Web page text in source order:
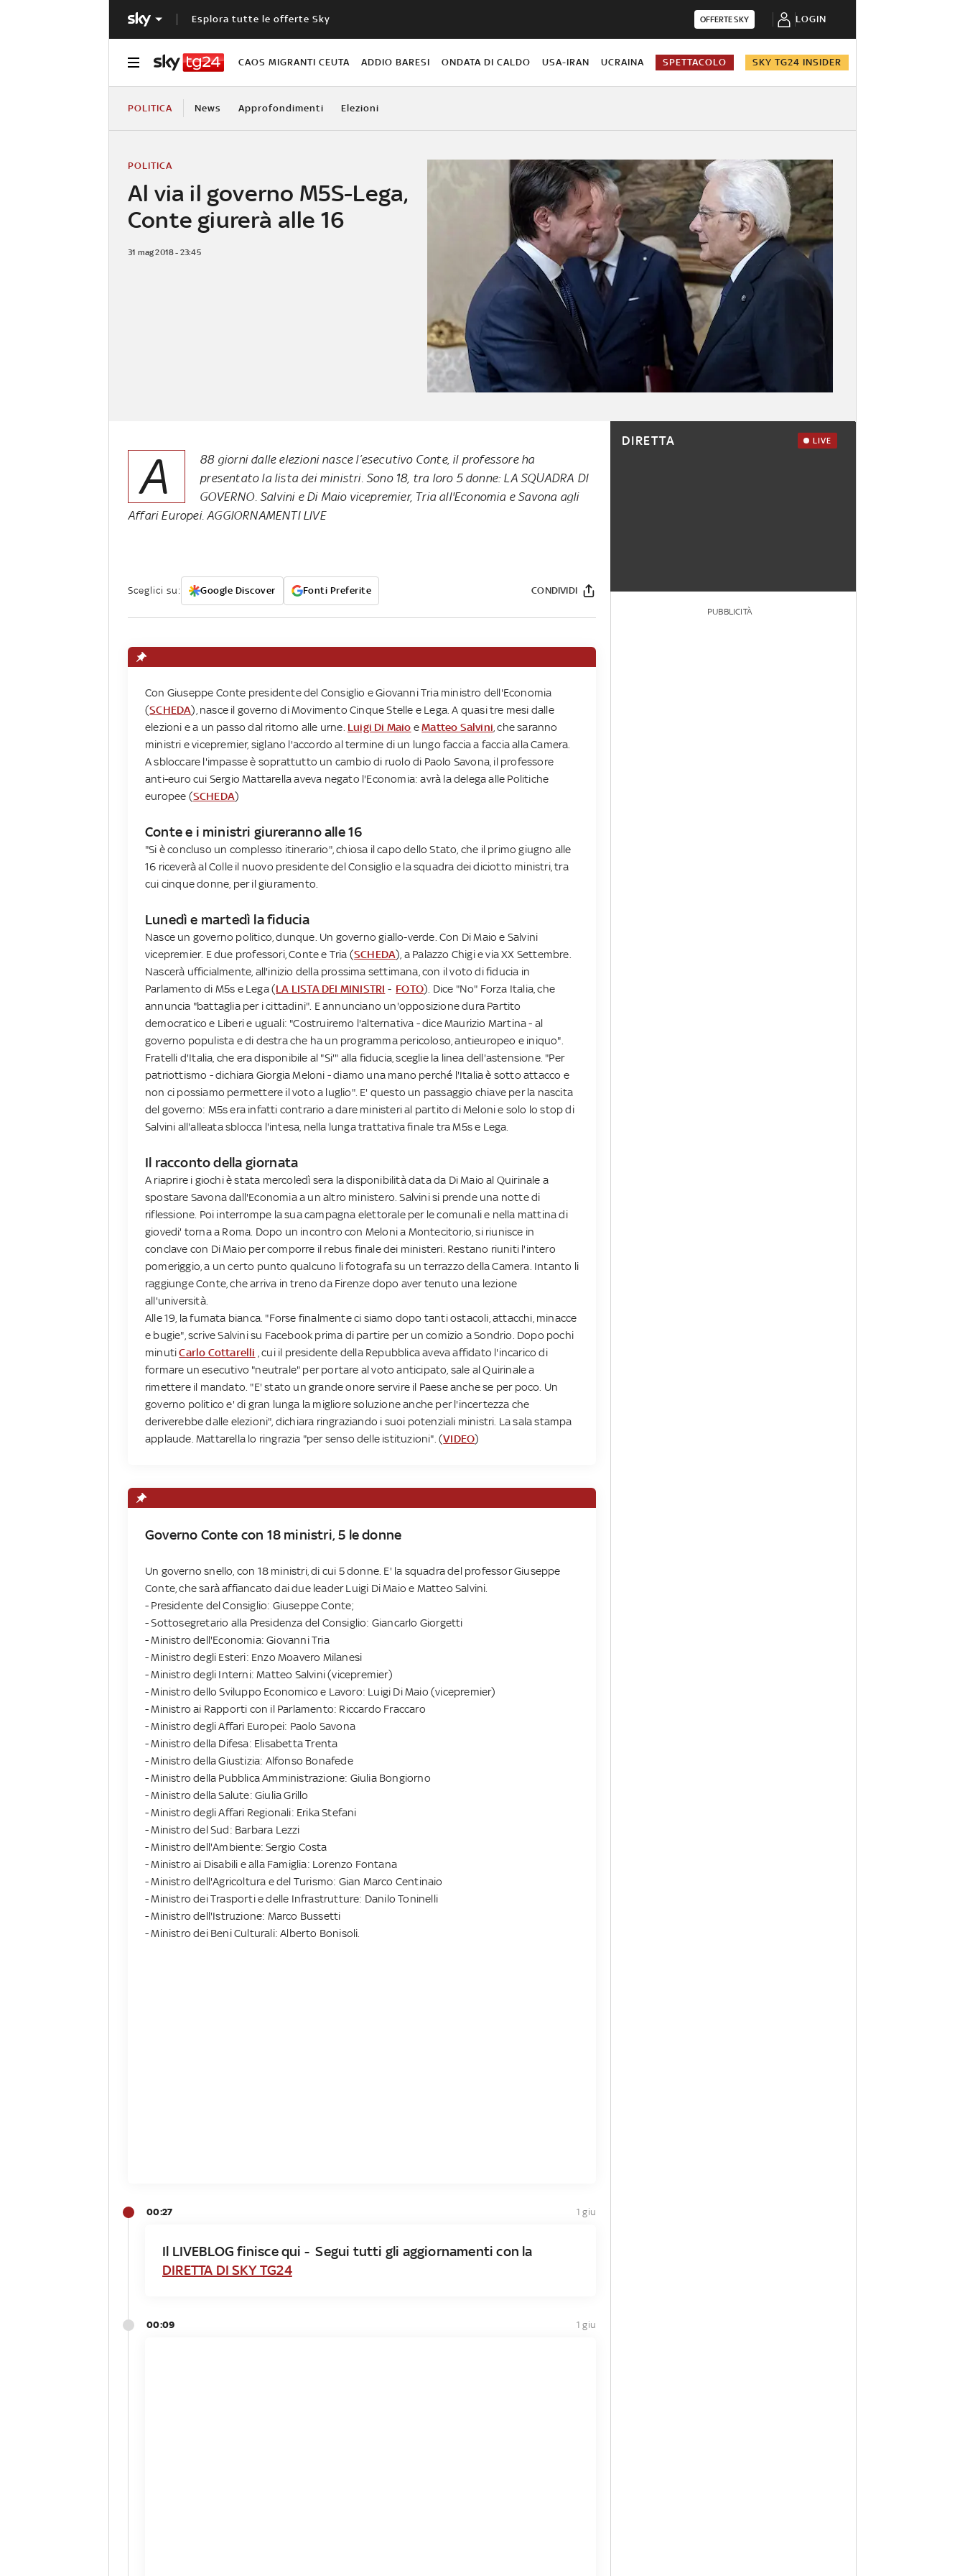
Esplora tutte le offerte Sky OFFERTE SKY LOGIN
CAOS MIGRANTI CEUTA ADDIO BARESI ONDATA DI CALDO USA-IRAN UCRAINA SPETTACOLO SKY TG24 INSIDER
POLITICA News Approfondimenti Elezioni
Al via il governo M5S-Lega,
Conte giurerà alle 16
POLITICA
31 mag 2018 - 23:45
A
88 giorni dalle elezioni nasce l’esecutivo Conte, il professore ha
presentato la lista dei ministri. Sono 18, tra loro 5 donne: LA SQUADRA DI
GOVERNO. Salvini e Di Maio vicepremier, Tria all'Economia e Savona agli
Affari Europei.AGGIORNAMENTI LIVE
Sceglici su: Google Discover Fonti Preferite CONDIVIDI
Con Giuseppe Conte presidente del Consiglio e Giovanni Tria ministro dell'Economia
(SCHEDA), nasce il governo di Movimento Cinque Stelle e Lega. A quasi tre mesi dalle
elezioni e a un passo dal ritorno alle urne. Luigi Di Maio eMatteo Salvini , che saranno
ministri e vicepremier, siglano l'accordo al termine di un lungo faccia a faccia alla Camera.
A sbloccare l'impasse è soprattutto un cambio di ruolo di Paolo Savona, il professore
anti-euro cui Sergio Mattarella aveva negato l'Economia: avrà la delega alle Politiche
europee (SCHEDA)
Conte e i ministri giureranno alle 16
"Si è concluso un complesso itinerario", chiosa il capo dello Stato, che il primo giugno alle
16 riceverà al Colle il nuovo presidente del Consiglio e la squadra dei diciotto ministri, tra
cui cinque donne, per il giuramento.
Lunedì e martedì la fiducia
Nasce un governo politico, dunque. Un governo giallo-verde. Con Di Maio e Salvini
vicepremier. E due professori, Conte e Tria (SCHEDA), a Palazzo Chigi e via XX Settembre.
Nascerà ufficialmente, all'inizio della prossima settimana, con il voto di fiducia in
Parlamento di M5s e Lega (LA LISTA DEI MINISTRI - FOTO). Dice "No" Forza Italia, che
annuncia "battaglia per i cittadini". E annunciano un'opposizione dura Partito
democratico e Liberi e uguali: "Costruiremo l'alternativa - dice Maurizio Martina - al
governo populista e di destra che ha un programma pericoloso, antieuropeo e iniquo".
Fratelli d'Italia, che era disponibile al "Si'" alla fiducia, sceglie la linea dell'astensione. "Per
patriottismo - dichiara Giorgia Meloni - diamo una mano perché l'Italia è sotto attacco e
non ci possiamo permettere il voto a luglio". E' questo un passaggio chiave per la nascita
del governo: M5s era infatti contrario a dare ministeri al partito di Meloni e solo lo stop di
Salvini all'alleata sblocca l'intesa, nella lunga trattativa finale tra M5s e Lega.
Il racconto della giornata
A riaprire i giochi è stata mercoledì sera la disponibilità data da Di Maio al Quirinale a
spostare Savona dall'Economia a un altro ministero. Salvini si prende una notte di
riflessione. Poi interrompe la sua campagna elettorale per le comunali e nella mattina di
giovedi' torna a Roma. Dopo un incontro con Meloni a Montecitorio, si riunisce in
conclave con Di Maio per comporre il rebus finale dei ministeri. Restano riuniti l'intero
pomeriggio, a un certo punto qualcuno li fotografa su un terrazzo della Camera. Intanto li
raggiunge Conte, che arriva in treno da Firenze dopo aver tenuto una lezione
all'università.
Alle 19, la fumata bianca. "Forse finalmente ci siamo dopo tanti ostacoli, attacchi, minacce
e bugie", scrive Salvini su Facebook prima di partire per un comizio a Sondrio. Dopo pochi
minutiCarlo Cottarelli , cui il presidente della Repubblica aveva affidato l'incarico di
formare un esecutivo "neutrale" per portare al voto anticipato, sale al Quirinale a
rimettere il mandato. "E' stato un grande onore servire il Paese anche se per poco. Un
governo politico e' di gran lunga la migliore soluzione anche per l'incertezza che
deriverebbe dalle elezioni", dichiara ringraziando i suoi potenziali ministri. La sala stampa
applaude. Mattarella lo ringrazia "per senso delle istituzioni". (VIDEO)
Governo Conte con 18 ministri, 5 le donne
Un governo snello, con 18 ministri, di cui 5 donne. E' la squadra del professor Giuseppe
Conte, che sarà affiancato dai due leader Luigi Di Maio e Matteo Salvini.
- Presidente del Consiglio: Giuseppe Conte;
- Sottosegretario alla Presidenza del Consiglio: Giancarlo Giorgetti
- Ministro dell'Economia: Giovanni Tria
- Ministro degli Esteri: Enzo Moavero Milanesi
- Ministro degli Interni: Matteo Salvini (vicepremier)
- Ministro dello Sviluppo Economico e Lavoro: Luigi Di Maio (vicepremier)
- Ministro ai Rapporti con il Parlamento: Riccardo Fraccaro
- Ministro degli Affari Europei: Paolo Savona
- Ministro della Difesa: Elisabetta Trenta
- Ministro della Giustizia: Alfonso Bonafede
- Ministro della Pubblica Amministrazione: Giulia Bongiorno
- Ministro della Salute: Giulia Grillo
- Ministro degli Affari Regionali: Erika Stefani
- Ministro del Sud: Barbara Lezzi
- Ministro dell'Ambiente: Sergio Costa
- Ministro ai Disabili e alla Famiglia: Lorenzo Fontana
- Ministro dell'Agricoltura e del Turismo: Gian Marco Centinaio
- Ministro dei Trasporti e delle Infrastrutture: Danilo Toninelli
- Ministro dell'Istruzione: Marco Bussetti
- Ministro dei Beni Culturali: Alberto Bonisoli.
00:27 1 giu
Il LIVEBLOG finisce qui - Segui tutti gli aggiornamenti con la
DIRETTA DI SKY TG24
00:09 1 giu
DIRETTA LIVE
PUBBLICITÀ